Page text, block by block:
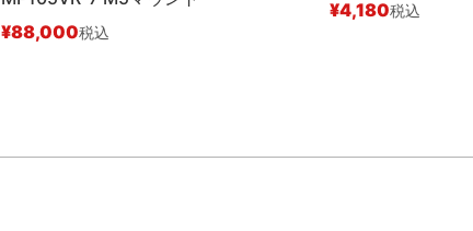
¥88,000税込
¥4,180税込